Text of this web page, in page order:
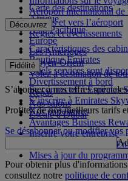
Aéroport international de
Depuis et vers l’aéroport
Règles et avertissements
Carte des destinations
Afrique
Asie-Pacifique
Europe
Les Amériques
Moyen-Orient
Volez à destination de
Découvrez
Caractéristiques des
Boutique Emirates
Quels services sont
Divertissement à bord
Repas
Nos salons
Escale à Dubai
Fidélité
Se connecter à Emirates
S’inscrire à Emirates
Nos partenaires
Avantages Business
Inscrire votre entreprise
Règles du programme
Mises à jour du
S’abonner à nos offres spéciales
Profitez de nos meilleurs tarifs
Se désabonner ou modifier vos
Pour obtenir plus
consultez notre politique de